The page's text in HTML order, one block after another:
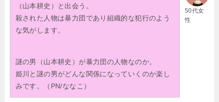
50代女
性
（山本耕史）と出会う。
殺された人物は暴力団であり組織的な犯行のよう
な気がします。
謎の男（山本耕史）が暴力団の人物なのか。
姫川と謎の男がどんな関係になっていくのか楽し
みです。（PN/ななこ）